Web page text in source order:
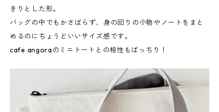
きりとした形。
バッグの中でもかさばらず、身の回りの小物やノートをまと
めるのにちょうどいいサイズ感です。
cafe angoraのミニトートとの相性もばっちり！